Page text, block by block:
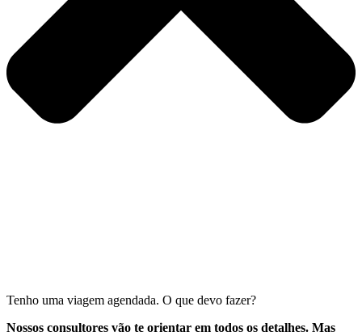
Tenho uma viagem agendada. O que devo fazer?
Nossos consultores vão te orientar em todos os detalhes. Mas